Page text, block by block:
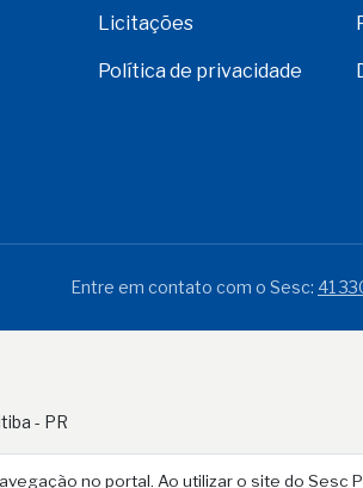
no portal. Ao utilizar o site do
Licitações
Política de privacidade
Entre em contato com o Sesc: 41
- PR